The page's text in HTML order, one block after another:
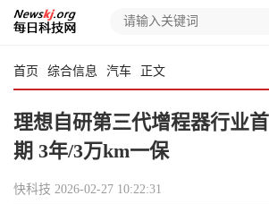
首页 综合信息 汽车 正文
理想自研第三代增程器行业
期 3年/3万km一保
快科技 2026-02-27 10:22:31